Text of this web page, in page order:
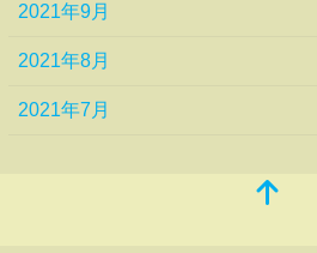
2021年9月
2021年8月
2021年7月